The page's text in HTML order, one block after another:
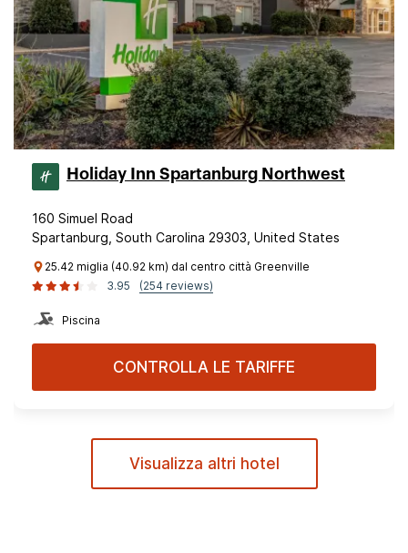
Holiday Inn Spartanburg Northwest
160 Simuel Road
Spartanburg, South Carolina 29303, United States
25.42 miglia (40.92 km) dal centro città Greenville
3.95
(254 reviews)
Piscina
CONTROLLA LE TARIFFE
Visualizza altri hotel